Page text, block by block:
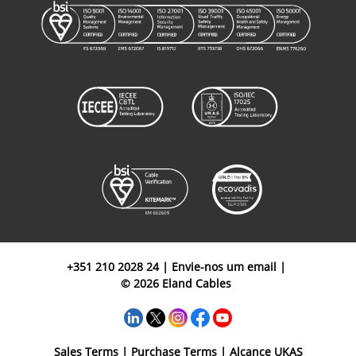
+351 210 2028 24| Envie-nos um email |
© 2026 Eland Cables
Sales Terms| Purchase Terms| Alcance UKAS